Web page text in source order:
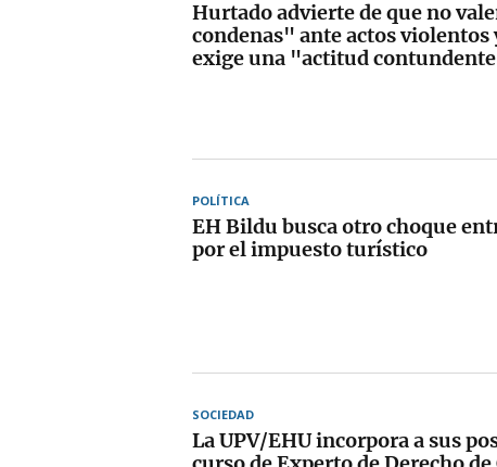
Hurtado advierte de que no
condenas" ante actos violentos
exige una "actitud
POLÍTICA
EH Bildu busca otro choque
por el impuesto turístico
SOCIEDAD
La UPV/EHU incorpora a sus